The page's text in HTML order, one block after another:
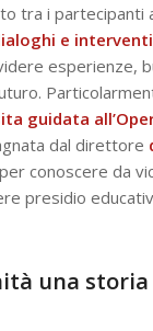
tra i partecipanti
e interventi
esperienze,
guidata
dal direttore
conoscere da
presidio
una